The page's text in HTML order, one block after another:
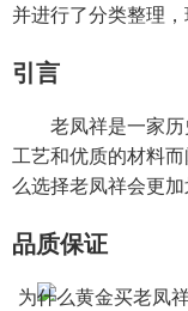
并进行了分类整理，
引言
老凤祥是一家
工艺和优质的材料
么选择老凤祥会更加
品质保证